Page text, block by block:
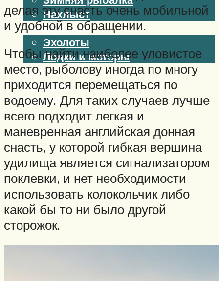
Нахлыст
Снаряжение
Эхолоты
Лодки и моторы
Узлы
Рецепты
Разное
Меню
делая эту снасть очень мобильной
и удобной в обращении.
Чтобы найти наиболее уловистое
место, рыболову иногда по многу
приходится перемещаться по
водоему. Для таких случаев лучше
всего подходит легкая и
маневренная английская донная
снасть, у которой гибкая вершина
удилища является сигнализатором
поклевки, и нет необходимости
использовать колокольчик либо
какой бы то ни было другой
сторожок.